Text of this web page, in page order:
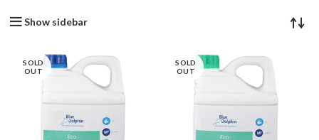
Show sidebar
SOLD
OUT
SOLD
OUT